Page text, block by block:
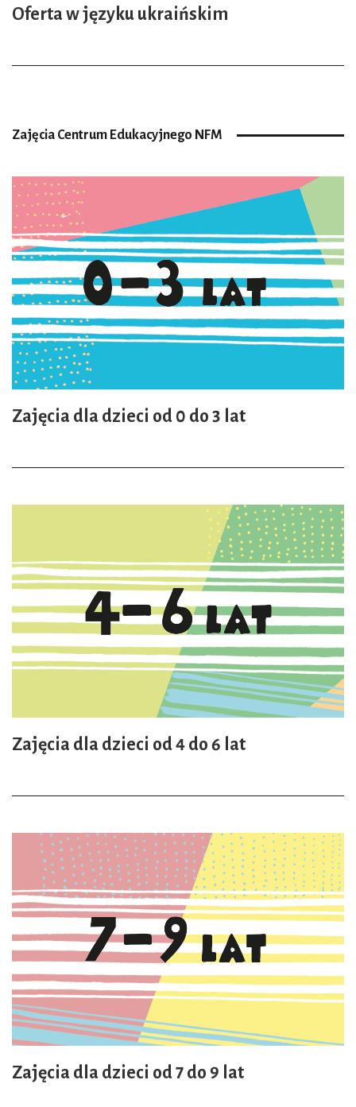
Oferta w języku ukraińskim
Zajęcia Centrum Edukacyjnego NFM
Zajęcia dla dzieci od 0 do 3 lat
Zajęcia dla dzieci od 4 do 6 lat
Zajęcia dla dzieci od 7 do 9 lat